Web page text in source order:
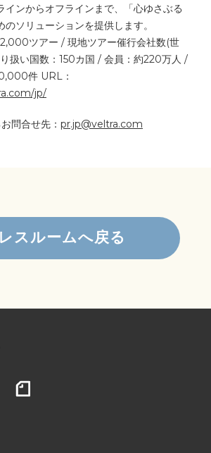
インからオフラインまで、「心ゆさぶる
ソリューションを提供します。
ツアー / 現地ツアー催行会社数(世
扱い国数：150カ国 / 会員：約220万人 /
件 URL：
jp/
問合せ先： pr.jp@veltra.com
スルームへ戻る